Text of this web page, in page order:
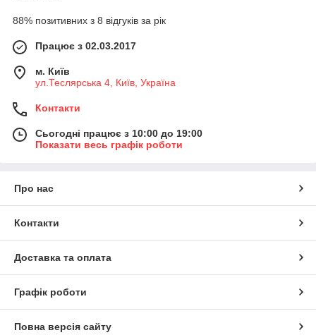
88% позитивних з 8 відгуків за рік
Працює з 02.03.2017
м. Київ
ул.Теслярська 4, Київ, Україна
Контакти
Сьогодні працює з 10:00 до 19:00
Показати весь графік роботи
Про нас
Контакти
Доставка та оплата
Графік роботи
Повна версія сайту